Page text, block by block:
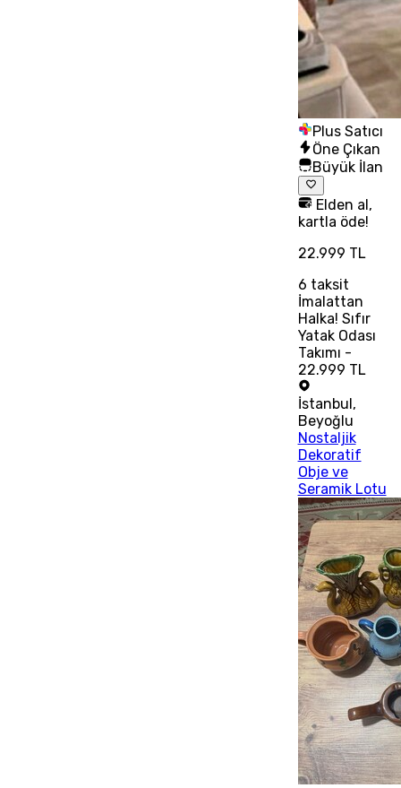
Plus Satıcı
Öne Çıkan
Büyük İlan
Elden al,
kartla öde!
22.999 TL
6 taksit
İmalattan
Halka! Sıfır
Yatak Odası
Takımı -
22.999 TL
İstanbul ,
Beyoğlu
Nostaljik
Dekoratif
Obje ve
Seramik Lotu